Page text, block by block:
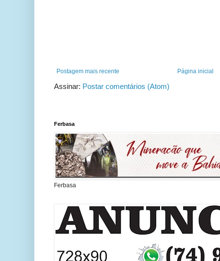
Postagem mais recente Página inicial
Assinar: Postar comentários (Atom)
Ferbasa
Ferbasa